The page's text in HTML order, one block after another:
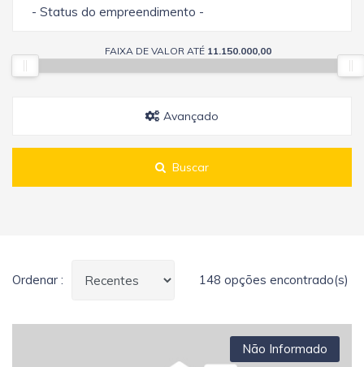
- Status do empreendimento -
FAIXA DE VALOR ATÉ 11.150.000,00
Avançado
Buscar
Ordenar : 148 opções encontrado(s)
Não Informado